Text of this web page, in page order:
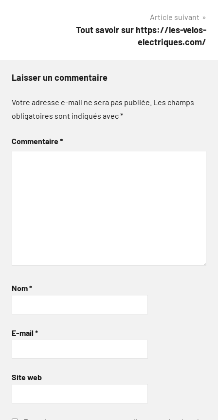
Article suivant
Tout savoir sur https://les-velos-
electriques.com/
Laisser un commentaire
Votre adresse e-mail ne sera pas publiée. Les champs
obligatoires sont indiqués avec*
Commentaire*
Nom*
E-mail *
Site web